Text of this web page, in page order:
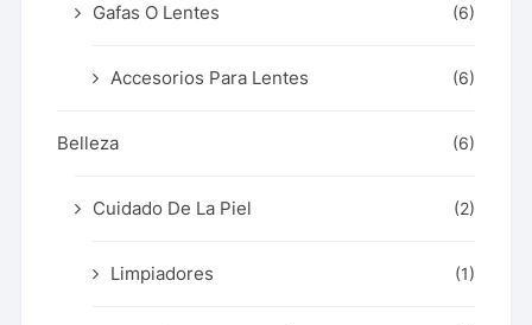
Gafas O Lentes (6)
Accesorios Para Lentes (6)
Belleza (6)
Cuidado De La Piel (2)
Limpiadores (1)